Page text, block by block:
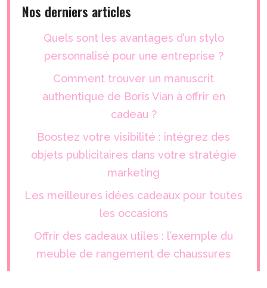
Nos derniers articles
Quels sont les avantages d’un stylo
personnalisé pour une entreprise ?
Comment trouver un manuscrit
authentique de Boris Vian à offrir en
cadeau ?
Boostez votre visibilité : intégrez des
objets publicitaires dans votre stratégie
marketing
Les meilleures idées cadeaux pour toutes
les occasions
Offrir des cadeaux utiles : l’exemple du
meuble de rangement de chaussures